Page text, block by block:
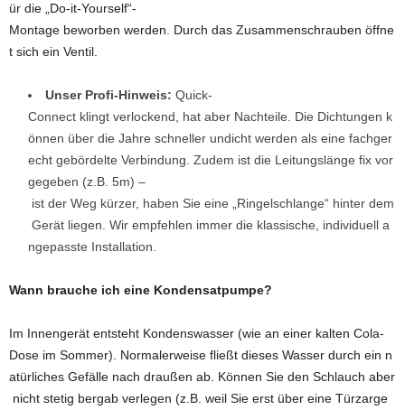
ür die „Do-it-Yourself“-
Montage beworben werden. Durch das Zusammenschrauben öffne
t sich ein Ventil.
Unser Profi-Hinweis: Quick-
Connect klingt verlockend, hat aber Nachteile. Die Dichtungen k
önnen über die Jahre schneller undicht werden als eine fachger
echt gebördelte Verbindung. Zudem ist die Leitungslänge fix vor
gegeben (z.B. 5m) –
ist der Weg kürzer, haben Sie eine „Ringelschlange“ hinter dem
Gerät liegen. Wir empfehlen immer die klassische, individuell a
ngepasste Installation.
Wann brauche ich eine Kondensatpumpe?
Im Innengerät entsteht Kondenswasser (wie an einer kalten Cola-
Dose im Sommer). Normalerweise fließt dieses Wasser durch ein n
atürliches Gefälle nach draußen ab. Können Sie den Schlauch aber
nicht stetig bergab verlegen (z.B. weil Sie erst über eine Türzarge